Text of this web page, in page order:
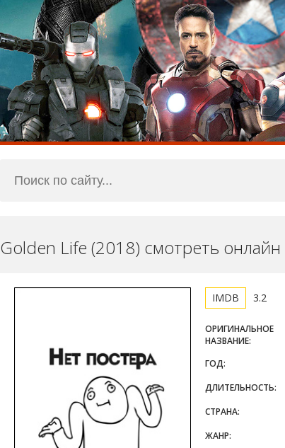
Golden Life (2018) смотреть онлайн
3.2
ОРИГИНАЛЬНОЕ
НАЗВАНИЕ:
ГОД:
ДЛИТЕЛЬНОСТЬ:
СТРАНА:
ЖАНР: